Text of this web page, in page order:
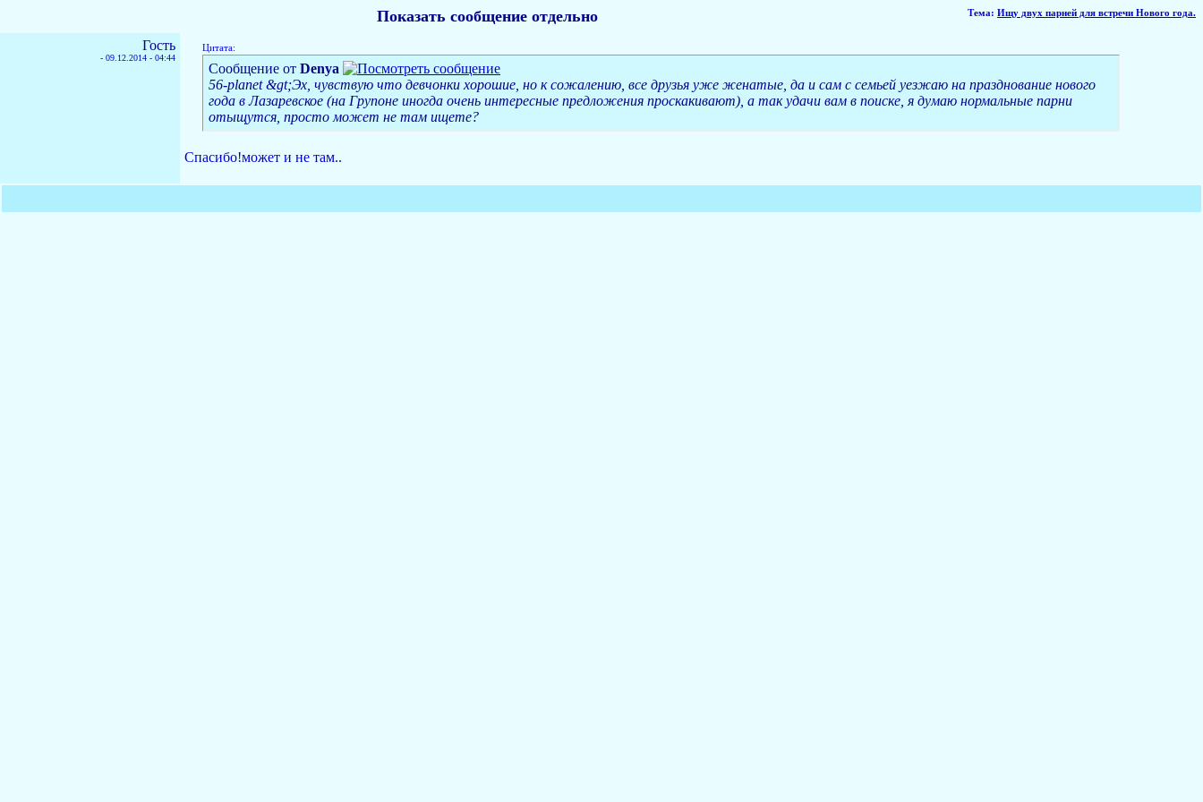
Тема: Ищу двух парней для встречи Нового года.
Показать сообщение отдельно
Гость
- 09.12.2014 - 04:44
Цитата:
Сообщение от Denya
56-planet &gt;Эх, чувствую что девчонки хорошие, но к сожалению, все друзья уже женатые, да и сам с семьей уезжаю на празднование нового
года в Лазаревское (на Групоне иногда очень интересные предложения проскакивают), а так удачи вам в поиске, я думаю нормальные парни
отыщутся, просто может не там ищете?
Спасибо!может и не там..